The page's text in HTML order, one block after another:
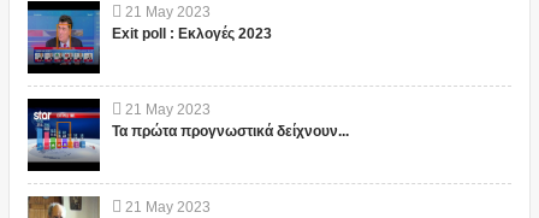
21 May 2023
Exit poll : Εκλογές 2023
21 May 2023
Τα πρώτα προγνωστικά δείχνουν...
21 May 2023